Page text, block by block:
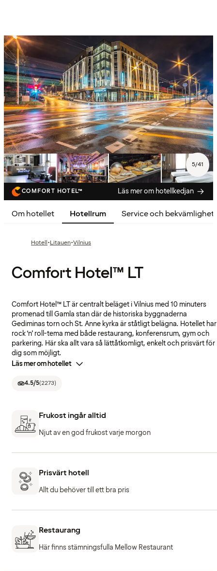
5/41
COMFORT HOTEL™ Läs mer om hotellkedjan
Om hotellet Hotellrum Service och
Hotell·Litauen·Vilnius
Comfort Hotel™ LT
Comfort Hotel™ LT är centralt beläget i Vilnius med 10 minuters
promenad till Gamla stan där de historiska byggnaderna
Gediminas torn och St. Anne kyrka är ståtligt belägna. Hotellet har
rock ‘n’ roll-tema med både restaurang, konferensrum, gym och
parkering. Här ska allt vara så lättåtkomligt, enkelt och prisvärt för
dig som möjligt.
Läs mer om hotellet
4.5/5(2273)
Frukost ingår alltid
Njut av en god frukost varje morgon
Prisvärt hotell
Allt du behöver till ett bra pris
Restaurang
Här finns stämningsfulla Mellow Restaurant